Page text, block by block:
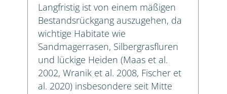
Langfristig ist von einem mäßigen
Bestandsrückgang auszugehen, da
wichtige Habitate wie
Sandmagerrasen, Silbergrasfluren
und lückige Heiden (Maas et al.
2002, Wranik et al. 2008, Fischer et
al. 2020) insbesondere seit Mitte